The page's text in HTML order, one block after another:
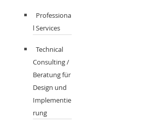
Professiona
l Services
Technical
Consulting /
Beratung für
Design und
Implementie
rung